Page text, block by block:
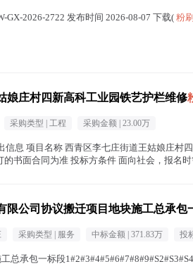
GX-2026-2722 发布时间 2026-08-07 下载( 粉
娘庄村四新高科工业园铁艺护栏维修
采购类型 | 工程 采购金额 | 23.00万
信息 项目名称 西青区李七庄街道王姑娘庄村
书面合同为准 投标方条件 面向社会，报名
公司协议搬迁项目地块施工总承包
采购类型 | 服务 中标金额 | 371.83万 投
总承包一标段